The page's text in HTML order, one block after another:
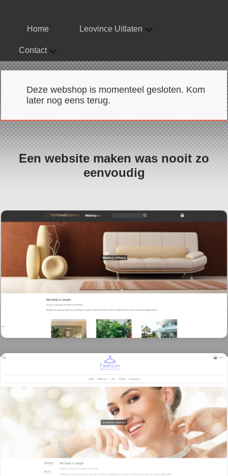
Home Leovince Uitlaten
Contact
Deze webshop is momenteel gesloten. Kom
later nog eens terug.
Een website maken was nooit zo
eenvoudig